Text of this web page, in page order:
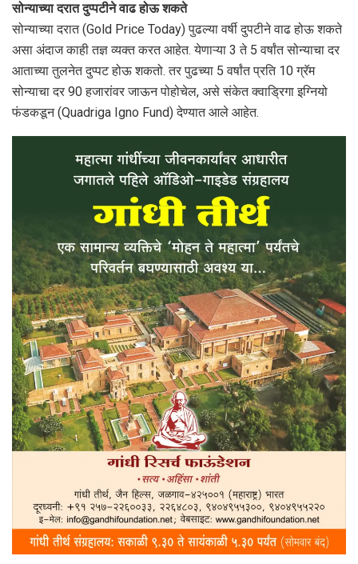
सोन्याच्या दरात दुप्पटीने वाढ होऊ शकते
सोन्याच्या दरात (Gold Price Today) पुढल्या वर्षी दुपटीने वाढ होऊ शकते
असा अंदाज काही तज्ञ व्यक्त करत आहेत. येणाऱ्या 3 ते 5 वर्षांत सोन्याचा दर
आताच्या तुलनेत दुप्पट होऊ शकतो. तर पुढच्या 5 वर्षांत प्रति 10 ग्रॅम
सोन्याचा दर 90 हजारांवर जाऊन पोहोचेल, असे संकेत क्‍वाड्रिगा इग्नियो
फंडकडून (Quadriga Igno Fund) देण्यात आले आहेत.